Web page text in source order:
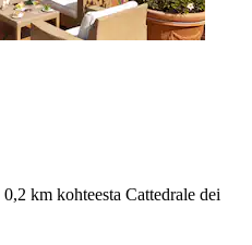
km kohteesta Cattedrale dei